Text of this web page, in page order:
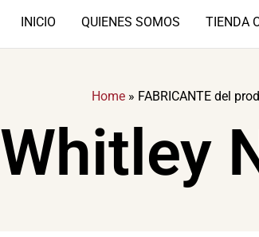
INICIO QUIENES SOMOS TIENDA
Home » FABRICANTE del
Whitley